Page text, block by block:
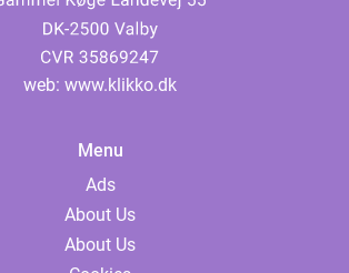
web: www.klikko.dk
Menu
Ads
About Us
About Us